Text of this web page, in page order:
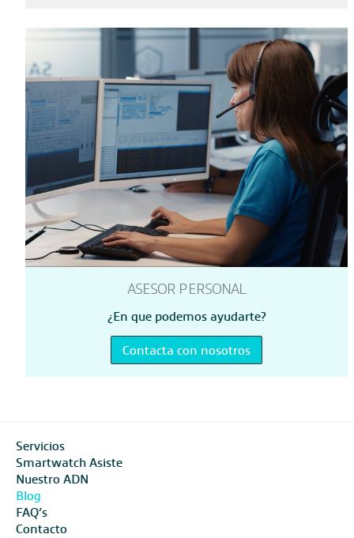
ASESOR PERSONAL
¿En que podemos ayudarte?
Contacta con nosotros
Servicios
Smartwatch Asiste
Nuestro ADN
Blog
FAQ’s
Contacto